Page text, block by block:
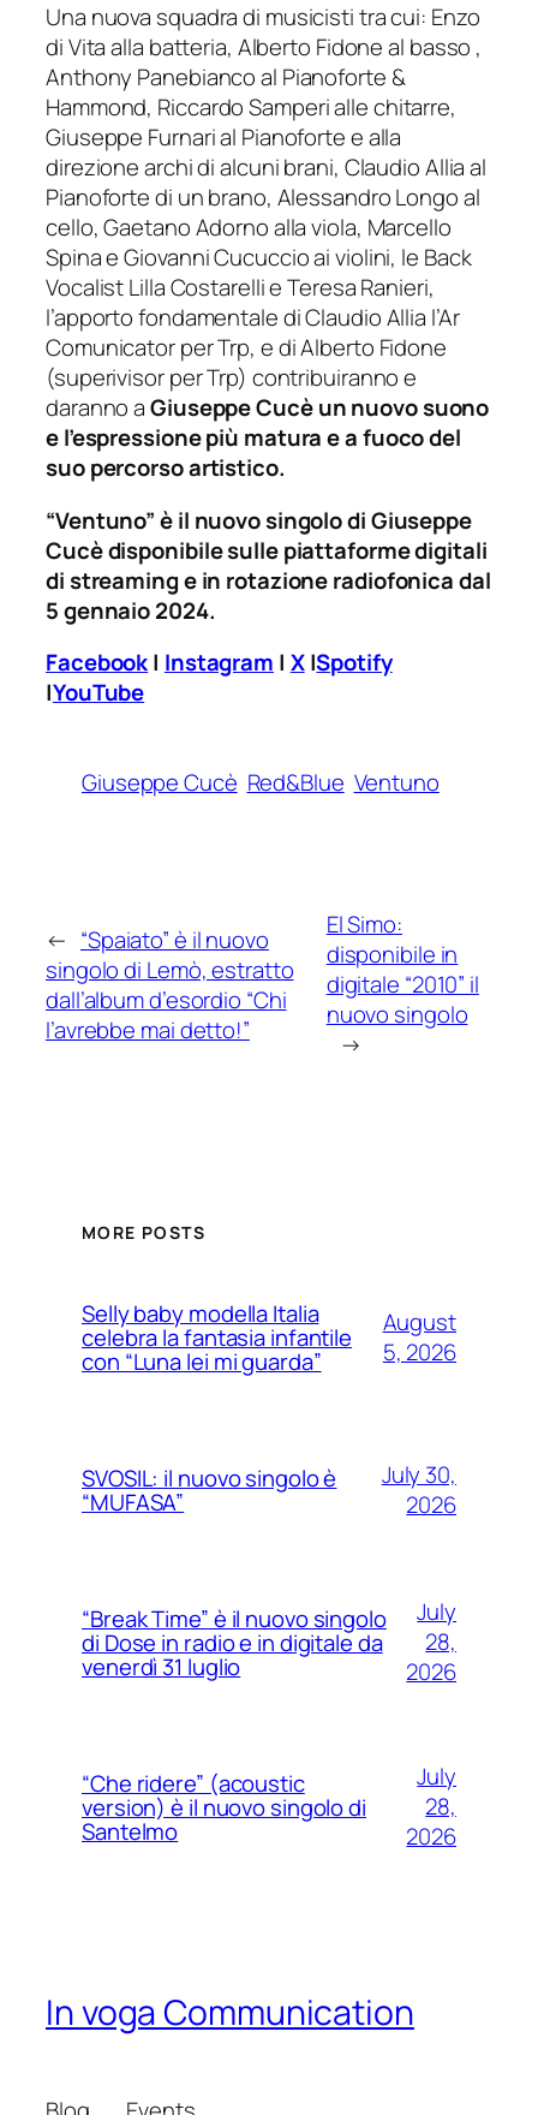
Una nuova squadra di musicisti tra cui: Enzo
di Vita alla batteria, Alberto Fidone al basso ,
Anthony Panebianco al Pianoforte &
Hammond, Riccardo Samperi alle chitarre,
Giuseppe Furnari al Pianoforte e alla
direzione archi di alcuni brani, Claudio Allia al
Pianoforte di un brano, Alessandro Longo al
cello, Gaetano Adorno alla viola, Marcello
Spina e Giovanni Cucuccio ai violini, le Back
Vocalist Lilla Costarelli e Teresa Ranieri,
l’apporto fondamentale di Claudio Allia l’Ar
Comunicator per Trp, e di Alberto Fidone
(superivisor per Trp) contribuiranno e
daranno aGiuseppe Cucè un nuovo suono
e l’espressione più matura e a fuoco del
suo percorso artistico.
“Ventuno” è il nuovo singolo di Giuseppe
Cucè disponibile sulle piattaforme digitali
di streaming e in rotazione radiofonica dal
5 gennaio 2024.
Facebook| Instagram | X|Spotify
|YouTube
Giuseppe Cucè Red&Blue Ventuno
← “Spaiato” è il nuovo
singolo di Lemò, estratto
dall’album d’esordio “Chi
l’avrebbe mai detto!”
El Simo:
disponibile in
digitale “2010” il
nuovo singolo
→
MORE POSTS
Selly baby modella Italia
celebra la fantasia infantile
con “Luna lei mi guarda”
August
5, 2026
SVOSIL: il nuovo singolo è
“MUFASA”
July 30,
2026
“Break Time” è il nuovo singolo
di Dose in radio e in digitale da
venerdì 31 luglio
July
28,
2026
“Che ridere” (acoustic
version) è il nuovo singolo di
Santelmo
July
28,
2026
In voga Communication